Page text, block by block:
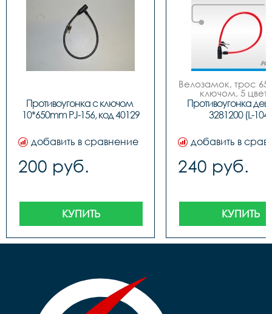
Противоугонка с ключом
10*650mm PJ-156, код 40129
добавить в сравнение
200 руб.
КУПИТЬ
Велозамок, трос
ключом, 5
Противоугонка
3281200 (L-104)
добавить в
240 руб.
КУПИТЬ